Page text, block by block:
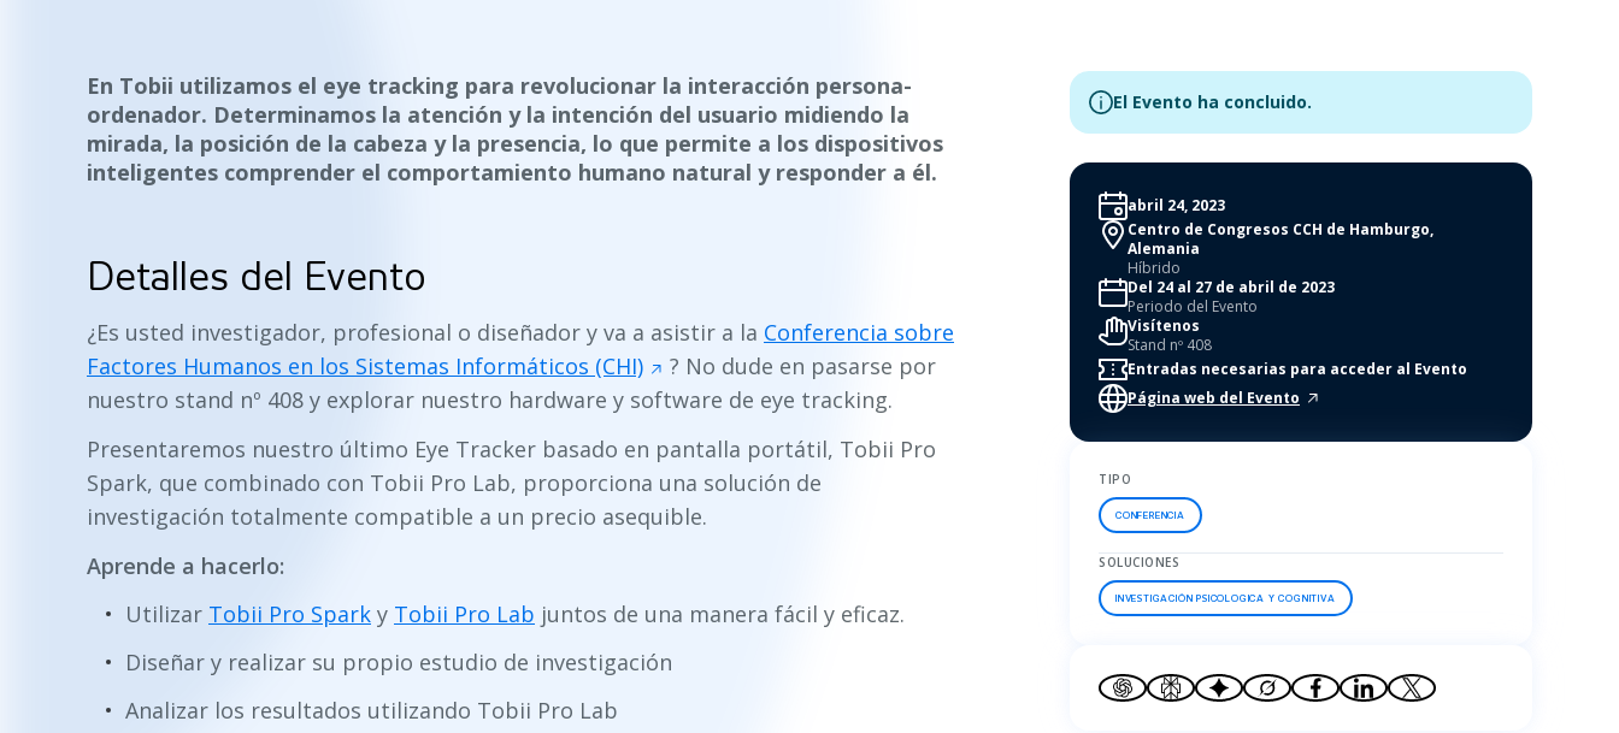
En Tobii utilizamos el eye tracking para revolucionar la interacción persona-
ordenador. Determinamos la atención y la intención del usuario midiendo la
mirada, la posición de la cabeza y la presencia, lo que permite a los dispositivos
inteligentes comprender el comportamiento humano natural y responder a él.
Detalles del Evento
¿Es usted investigador, profesional o diseñador y va a asistir a la Conferencia sobre
Factores Humanos en los Sistemas Informáticos (CHI)
? No dude en pasarse por
nuestro stand nº 408 y explorar nuestro hardware y software de eye tracking.
Presentaremos nuestro último Eye Tracker basado en pantalla portátil, Tobii Pro
Spark, que combinado con Tobii Pro Lab, proporciona una solución de
investigación totalmente compatible a un precio asequible.
Aprende a hacerlo:
Utilizar Tobii Pro Spark y Tobii Pro Lab juntos de una manera fácil y eficaz.
Diseñar y realizar su propio estudio de investigación
Analizar los resultados utilizando Tobii Pro Lab
El Evento ha concluido.
abril 24, 2023
Centro de Congresos CCH de Hamburgo,
Alemania
Híbrido
Del 24 al 27 de abril de 2023
Periodo del Evento
Visítenos
Stand nº 408
Entradas necesarias para acceder al Evento
Página web del Evento
TIPO
CONFERENCIA
SOLUCIONES
INVESTIGACIÓN PSICOLOGICA Y COGNITIVA